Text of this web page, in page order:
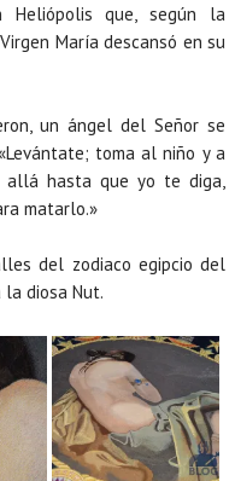
Heliópolis que, según la
María descansó en su
un ángel del Señor se
toma al niño y a
allá hasta que yo te diga,
matarlo.»
del zodiaco egipcio del
la diosa Nut.